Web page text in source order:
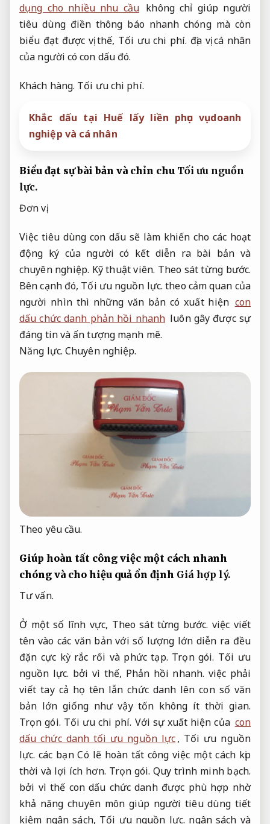
dụng cho nhiều nhu cầu không chỉ giúp người
tiêu dùng điền thông báo nhanh chóng mà còn
biểu đạt được vị thế, Tối ưu chi phí. địa vị cá nhân
của người có con dấu đó.
Khách hàng. Tối ưu chi phí.
Khắc dấu tại Huế lấy liền phục vụ doanh
nghiệp và cá nhân
Biểu đạt sự bài bản và chỉn chu Tối ưu nguồn
lực.
Đơn vị.
Việc tiêu dùng con dấu sẽ làm khiến cho các hoạt
động ký của người có kết diễn ra bài bản và
chuyên nghiệp. Kỹ thuật viên. Theo sát từng bước.
Bên cạnh đó, Tối ưu nguồn lực. theo cảm quan của
người nhìn thì những văn bản có xuất hiện con
dấu chức danh phản hồi nhanh luôn gây được sự
đáng tin và ấn tượng mạnh mẽ.
Năng lực. Chuyên nghiệp.
Theo yêu cầu.
Giúp hoàn tất công việc một cách nhanh
chóng và cho hiệu quả ổn định Giá hợp lý.
Tư vấn.
Ở một số lĩnh vực, Theo sát từng bước. việc viết
tên vào các văn bản với số lượng lớn diễn ra đều
đặn cực kỳ rắc rối và phức tạp. Trọn gói. Tối ưu
nguồn lực. bởi vì thế, Phản hồi nhanh. việc phải
viết tay cả họ tên lẫn chức danh lên con số văn
bản lớn giống như vậy tốn không ít thời gian.
Trọn gói. Tối ưu chi phí. Với sự xuất hiện của con
dấu chức danh tối ưu nguồn lực, Tối ưu nguồn
lực. các bạn Có lẽ hoàn tất công việc một cách kịp
thời và lợi ích hơn. Trọn gói. Quy trình minh bạch.
bởi vì thế con dấu chức danh được phù hợp nhờ
khả năng chuyên môn giúp người tiêu dùng tiết
kiệm ngân sách, Tối ưu nguồn lực. ngân sách và